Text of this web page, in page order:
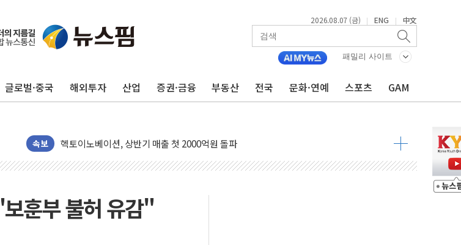
2026.08.07 (금) | ENG | 中文
패밀리 사이트
글로벌·중국 해외투자 산업 증권·금융 부동산 전국 문화·연예 스포츠 GAM
속보
해군1함대 '창설 80주년' 기념식...지역축제 '불금전파, 송정'과 상생
원주시, 첨단의료복합단지 지정 준비 본격화…'AI 데이터 기반 메디테크 혁신허브' 구상
전남광주 화정역 인근 도로 4중 추돌…1명 심정지·5명 부상
청도 문수리 야산서 산불 진화 중...진화헬기 3대 투입
헥토이노베이션, 상반기 매출 첫 2000억원 돌파
우리은행, 고창해상풍력에 4000억 금융 지원
민병덕 "오늘 67개 점포 영업 재개...장바구니에 홈플러스 담아달라" 호소
하나금융이 쏘아 올린 CIFO, 금융지주 포용금융 조직개편 신호탄
훈부 불허 유감"